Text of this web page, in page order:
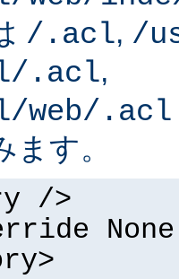
/.acl, /
.acl,
web/.acl
す。
/>
None